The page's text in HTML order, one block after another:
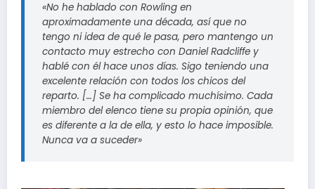
«No he hablado con Rowling en
aproximadamente una década, así que no
tengo ni idea de qué le pasa, pero mantengo un
contacto muy estrecho con Daniel Radcliffe y
hablé con él hace unos días. Sigo teniendo una
excelente relación con todos los chicos del
reparto. […] Se ha complicado muchísimo. Cada
miembro del elenco tiene su propia opinión, que
es diferente a la de ella, y esto lo hace imposible.
Nunca va a suceder»